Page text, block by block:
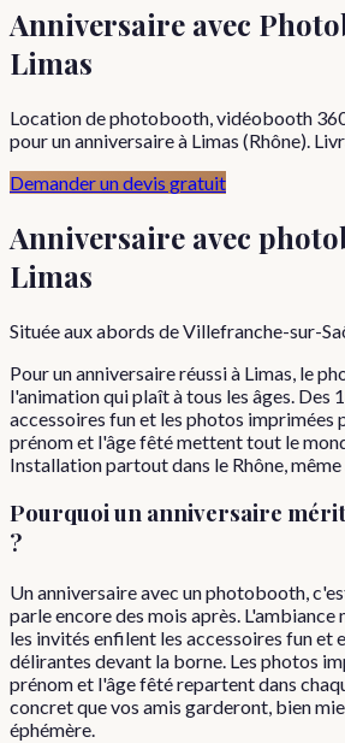
Anniversaire avec
Limas
Location de photobooth, vidéobooth
pour un anniversaire à Limas (Rhône).
Demander un devis gratuit
Anniversaire avec
Limas
Située aux abords de Villefranche-sur-
Pour un anniversaire réussi à Limas, le
l'animation qui plaît à tous les âges. Des
accessoires fun et les photos imprimées
prénom et l'âge fêté mettent tout le
Installation partout dans le Rhône, même
Pourquoiun anniversaire
?
Un anniversaire avec un photobooth,
parle encore des mois après. L'ambiance
les invités enfilent les accessoires fun et
délirantes devant la borne. Les photos
prénom et l'âge fêté repartent dans
concret que vos amis garderont, bien
éphémère.